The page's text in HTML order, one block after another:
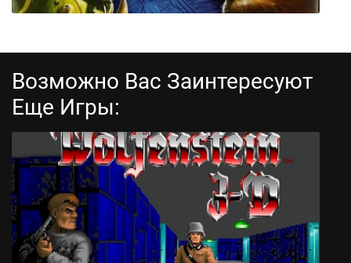
Варкрафт 2
Возможно Вас Заинтересуют
Еще Игры: